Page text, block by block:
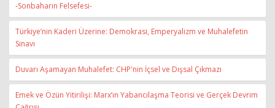
-Sonbaharın Felsefesi-
Türkiye’nin Kaderi Üzerine: Demokrasi, Emperyalizm ve Muhalefetin
Sınavı
Duvarı Aşamayan Muhalefet: CHP'nin İçsel ve Dışsal Çıkmazı
Emek ve Özün Yitirilişi: Marx’ın Yabancılaşma Teorisi ve Gerçek Devrim